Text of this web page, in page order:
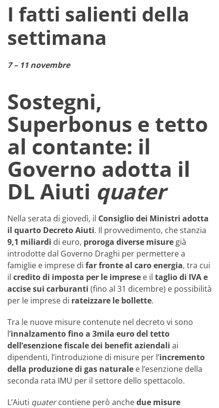
I fatti salienti della
settimana
7 – 11 novembre
Sostegni,
Superbonus e tetto
al contante: il
Governo adotta il
DL Aiuti quater
Nella serata di giovedì, il Consiglio dei Ministri adotta
il quarto Decreto Aiuti. Il provvedimento, che stanzia
9,1 miliardi di euro, proroga diverse misure già
introdotte dal Governo Draghi per permettere a
famiglie e imprese di far fronte al caro energia, tra cui
il credito di imposta per le imprese e il taglio di IVA e
accise sui carburanti (fino al 31 dicembre) e possibilità
per le imprese di rateizzare le bollette.
Tra le nuove misure contenute nel decreto vi sono
l’innalzamento fino a 3mila euro del tetto
dell’esenzione fiscale dei benefit aziendali ai
dipendenti, l’introduzione di misure per l’incremento
della produzione di gas naturale e l’esenzione della
seconda rata IMU per il settore dello spettacolo.
L’Aiuti quatercontiene però anchedue misure